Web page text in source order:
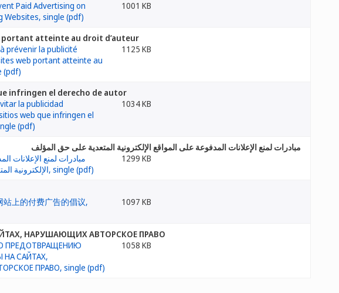
1001 KB
portant atteinte au droit d’auteur
1125 KB
infringen el derecho de autor
1034 KB
مبادرات لمنع الإعلانات المدفوعة على المواقع الإلكترونية المتعدية على حق المؤلف
1299 KB
1097 KB
НАРУШАЮЩИХ АВТОРСКОЕ ПРАВО
1058 KB